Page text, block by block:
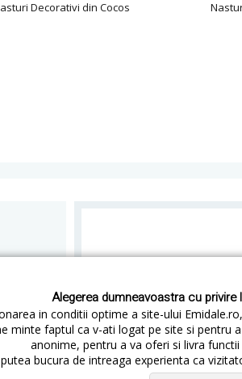
Alegerea dumneavoastra cu
in conditii optime a site-ului
minte faptul ca v-ati logat pe site si
anonime, pentru a va oferi si livra
bucura de intreaga experienta ca
Decorativi din Cocos
platesc Cum livram Cum